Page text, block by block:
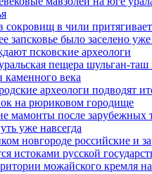
сокровищ в чили
запсковье было заселено
псковские археологи
пещера шульган-таш
каменного века
археологи подводят
на рюриковом городище
мамонты после зарубежных
уже навсегда
новгороде российские и
истоками русской
можайского кремля